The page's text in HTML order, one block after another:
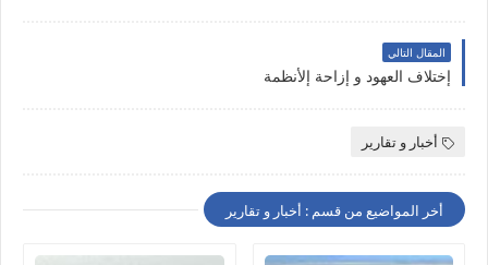
المقال التالي
إختلاف العهود و إزاحة إلأنظمة
أخبار و تقارير
أخر المواضيع من قسم : أخبار و تقارير